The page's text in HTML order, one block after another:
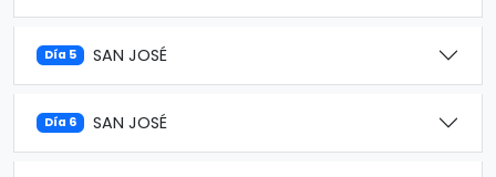
Día 5 SAN JOSÉ
Día 6 SAN JOSÉ